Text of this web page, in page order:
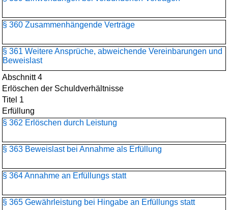
§ 360 Zusammenhängende Verträge
§ 361 Weitere Ansprüche, abweichende Vereinbarungen und
Beweislast
Abschnitt 4
Erlöschen der Schuldverhältnisse
Titel 1
Erfüllung
§ 362 Erlöschen durch Leistung
§ 363 Beweislast bei Annahme als Erfüllung
§ 364 Annahme an Erfüllungs statt
§ 365 Gewährleistung bei Hingabe an Erfüllungs statt